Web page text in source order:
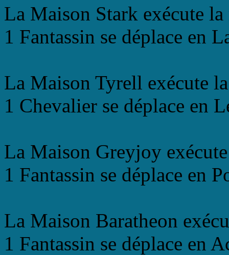
La Maison Stark exécute
1 Fantassin se déplace en
La Maison Tyrell exécute
1 Chevalier se déplace en
La Maison Greyjoy
1 Fantassin se déplace en
La Maison Baratheon
1 Fantassin se déplace en